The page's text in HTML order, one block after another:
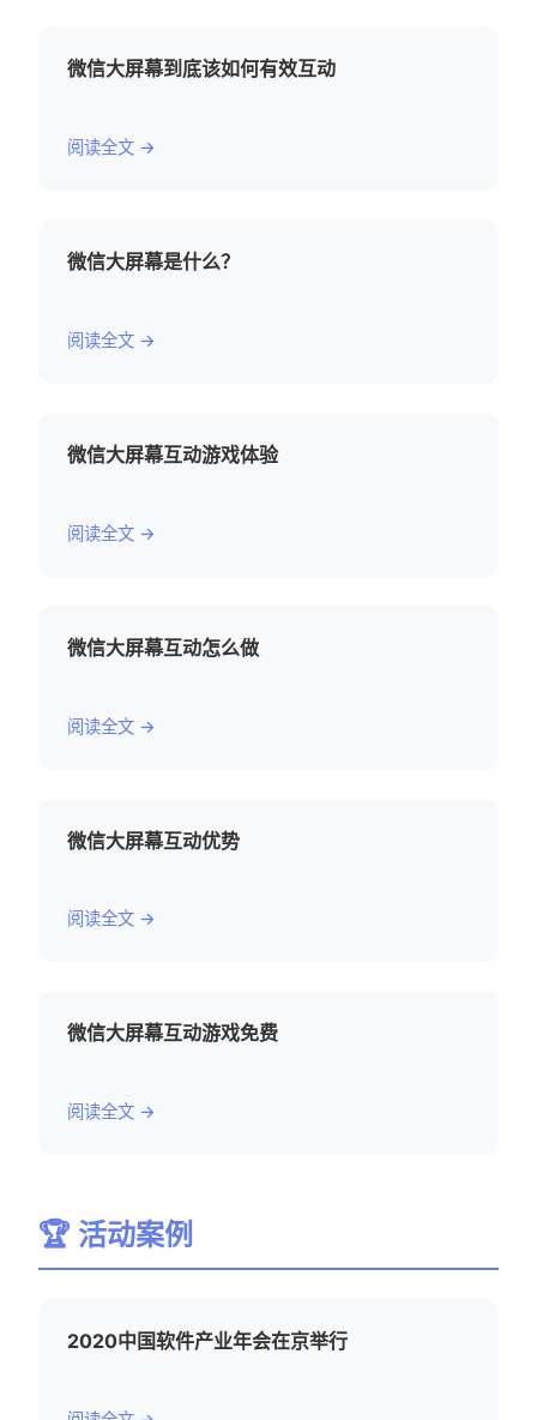
微信大屏幕到底该如何有效互动
阅读全文 →
微信大屏幕是什么？
阅读全文 →
微信大屏幕互动游戏体验
阅读全文 →
微信大屏幕互动怎么做
阅读全文 →
微信大屏幕互动优势
阅读全文 →
微信大屏幕互动游戏免费
阅读全文 →
🏆 活动案例
2020中国软件产业年会在京举行